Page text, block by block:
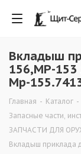
Вкладыш
156,MP-
Мр-
Главная - Каталог -
Запасные части,
ЗАПЧАСТИ ДЛЯ
Вкладыш приклада